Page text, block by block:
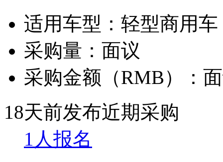
适用车型： 轻型商用
采购量： 面议
采购金额（RMB）：
18天前发布近期采购
1人报名